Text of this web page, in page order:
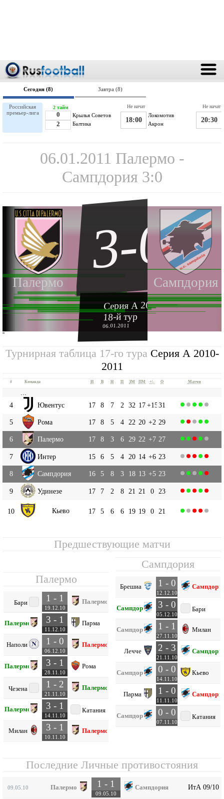
Сегодня (8) Завтра (8)
Российская
премьер-лига
Крылья Советов
0
2
Балтика
2 тайм
Локомотив
18:00 Акрон
Не начат
20:30
Не начат
06.01.2011 Палермо -
Сампдория 3:0
Палермо Сампдория
3-0
Серия А 2010-2011
18-й тур
06.01.2011
''
Турнирная таблица 17-го тура Серия А 2010-
2011
# Команда И В Н П ЗМ ПМ +|- О Матчи
4
Ювентус 17 8 7 2 32 17+1531
5 Рома 17 8 5 4 22 20 +2 29
6 Палермо 17 8 3 6 29 22 +7 27
7 Интер 15 6 5 4 20 14 +6 23
8 Сампдория 16 5 8 3 18 13 +5 23
9 Удинезе 17 7 2 8 21 21 0 23
10 Кьево 17 5 6 6 19 19 0 21
Предшествующие матчи
Палермо
Бари 1 - 1
19.12.10
Палермо
Палермо 3 - 1
11.12.10
Парма
Наполи 1 - 0
06.12.10
Палермо
Палермо 3 - 1
28.11.10
Рома
Чезена 1 - 2
21.11.10
Палермо
Палермо 3 - 1
14.11.10
Катания
Милан 3 - 1
10.11.10
Палермо
Сампдория
Брешиа 1 - 0
12.12.10
Сампдория 3 - 0
05.12.10
Бари
Сампдория 1 - 1
27.11.10
Милан
Лечче 2 - 3
21.11.10
Сампдория 0 - 0
14.11.10
Кьево
Парма 1 - 0
11.11.10
Сампдория 0 - 0
07.11.10
Катания
Последние Личные противостояния
09.05.10 Палермо 1 - 1
09.05.10
Сампдория ИтА 09/10